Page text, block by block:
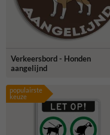
Verkeersbord - Honden
aangelijnd
populairste
keuze